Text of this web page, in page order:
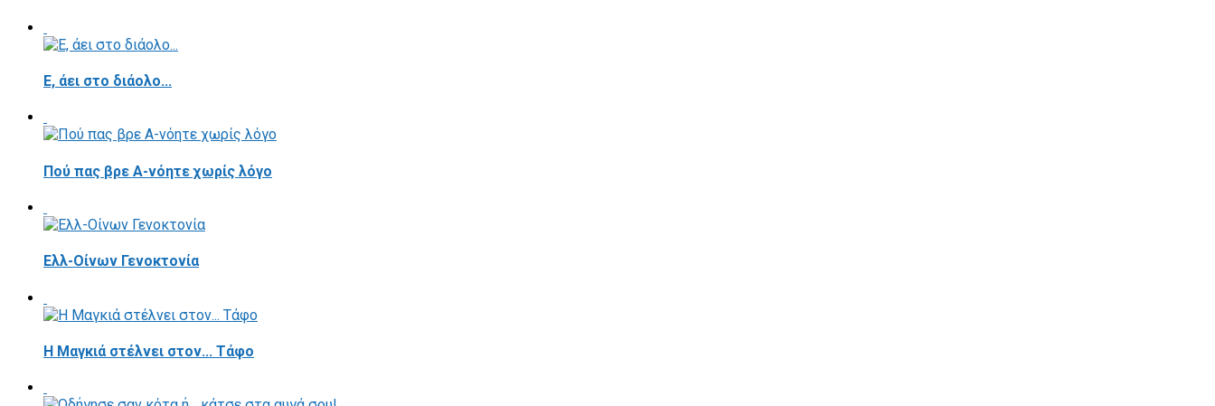
E, άει στο διάολο...
Πού πας βρε Α-νόητε χωρίς λόγο
Ελλ-Οίνων Γενοκτονία
H Μαγκιά στέλνει στον... Τάφο